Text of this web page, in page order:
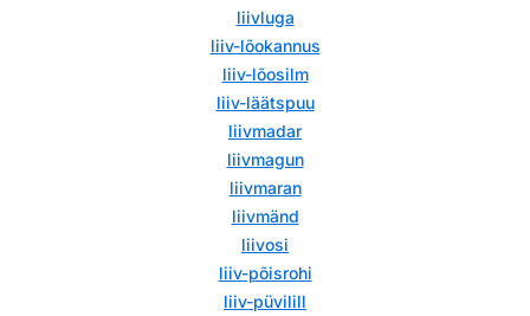
liivluga
liiv-lõokannus
liiv-lõosilm
liiv-läätspuu
liivmadar
liivmagun
liivmaran
liivmänd
liivosi
liiv-põisrohi
liiv-püvilill